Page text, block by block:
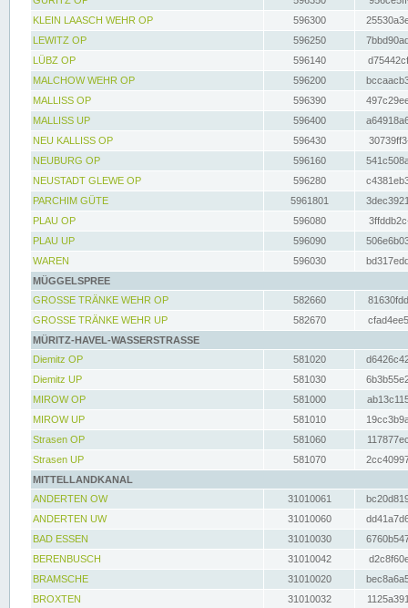
KLEIN LAASCH WEHR OP
596300
LEWITZ OP
596250
LÜBZ OP
596140
MALCHOW WEHR OP
596200
MALLISS OP
596390
MALLISS UP
596400
NEU KALLISS OP
596430
NEUBURG OP
596160
NEUSTADT GLEWE OP
596280
PARCHIM GÜTE
5961801
PLAU OP
596080
PLAU UP
596090
WAREN
596030
MÜGGELSPREE
GROSSE TRÄNKE WEHR OP
582660
GROSSE TRÄNKE WEHR UP
582670
MÜRITZ-HAVEL-WASSERSTRASSE
Diemitz OP
581020
Diemitz UP
581030
MIROW OP
581000
MIROW UP
581010
Strasen OP
581060
Strasen UP
581070
MITTELLANDKANAL
ANDERTEN OW
31010061
ANDERTEN UW
31010060
BAD ESSEN
31010030
BERENBUSCH
31010042
BRAMSCHE
31010020
BROXTEN
31010032